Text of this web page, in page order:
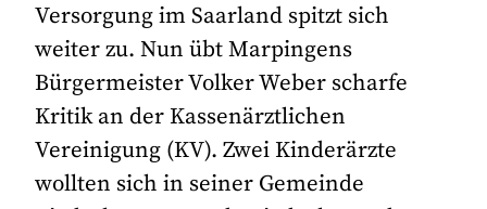
Versorgung im Saarland spitzt sich
weiter zu. Nun übt Marpingens
Bürgermeister Volker Weber scharfe
Kritik an der Kassenärztlichen
Vereinigung (KV). Zwei Kinderärzte
wollten sich in seiner Gemeinde